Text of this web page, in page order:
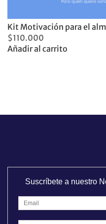
Kit Motivación para el
$110.000
Añadir al carrito
Suscríbete a nuestro